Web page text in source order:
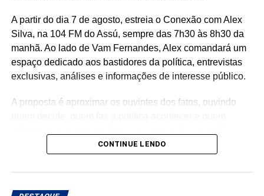
A partir do dia 7 de agosto, estreia o Conexão com Alex
Silva, na 104 FM do Assú, sempre das 7h30 às 8h30 da
manhã. Ao lado de Vam Fernandes, Alex comandará um
espaço dedicado aos bastidores da política, entrevistas
exclusivas, análises e informações de interesse público.
A proposta é aproximar os ouvintes dos fatos, ouvindo
🎙️ O rádio ganha um novo espaço para o debate, a
CONTINUE LENDO